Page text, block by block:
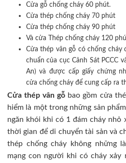
Cửa gỗ chống cháy 60 phút.
Cửa thép chống cháy 70 phút
Cửa thép chống cháy 90 phút
Và cửa Thép chống cháy 120
Cửa thép vân gỗ có chống
chuẩn của cục Cảnh Sát PCCC
An) và được cấp giấy chứng
cửa chống cháy để cung cấp ra
Cửa thép vân gỗ bao gồm cửa
hiểm là một trong những sản
ngăn khói khi có 1 đám cháy nhỏ
thời gian để di chuyển tài sản và
thép chống cháy không những
mạng con người khi có cháy xảy